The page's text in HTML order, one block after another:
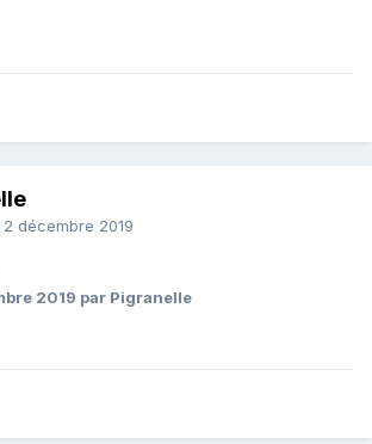
2 décembre 2019
2019 par Pigranelle